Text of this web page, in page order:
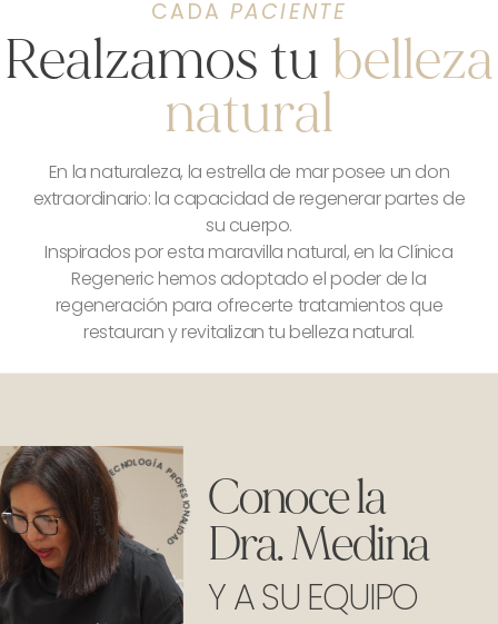
CADA PACIENTE
Realzamos tu belleza
natural
En la naturaleza, la estrella de mar posee un don
extraordinario: la capacidad de regenerar partes de
su cuerpo.
Inspirados por esta maravilla natural, en la Clínica
Regeneric hemos adoptado el poder de la
regeneración para ofrecerte tratamientos que
restauran y revitalizan tu belleza natural.
Y A SU EQUIPO
Conoce la
Dra. Medina
PROFESIONALIDAD · PERSONALIZACIÓN · TECNOLOGÍA ·